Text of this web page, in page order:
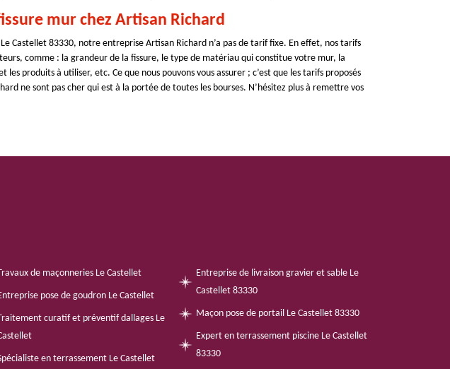
mur chez Artisan Richard
Castellet 83330, notre entreprise Artisan Richard n’a pas de tarif fixe. En effet, nos tarifs
comme : la grandeur de la fissure, le type de matériau qui constitue votre mur, la
produits à utiliser, etc. Ce que nous pouvons vous assurer ; c’est que les tarifs proposés
ne sont pas cher qui est à la portée de toutes les bourses. N’hésitez plus à remettre vos
de maçonneries Le Castellet
pose de goudron Le Castellet
curatif et préventif dallages Le
en terrassement Le Castellet
Entreprise de livraison gravier et sable Le
Castellet 83330
Maçon pose de portail Le Castellet 83330
Expert en terrassement piscine Le Castellet
83330